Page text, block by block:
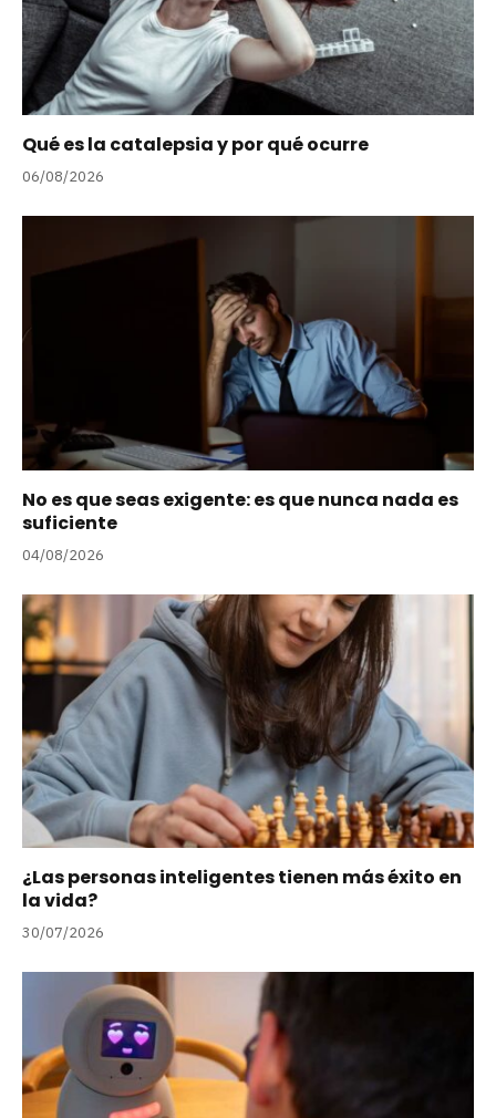
Qué es la catalepsia y por qué ocurre
06/08/2026
No es que seas exigente: es que nunca nada es
suficiente
04/08/2026
¿Las personas inteligentes tienen más éxito en
la vida?
30/07/2026